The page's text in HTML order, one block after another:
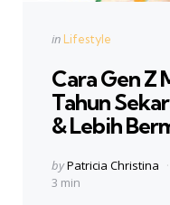
Categories
Posted
in Lifestyle
Cara Gen Z
Tahun
& Lebih
Posted
by
byPatricia Christina
3 min